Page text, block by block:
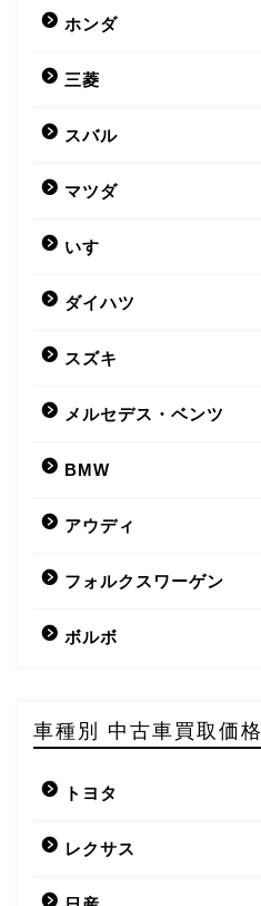
ホンダ
三菱
スバル
マツダ
いすゞ
ダイハツ
スズキ
メルセデス・ベンツ
BMW
アウディ
フォルクスワーゲン
ボルボ
車種別 中古車買取価格
トヨタ
レクサス